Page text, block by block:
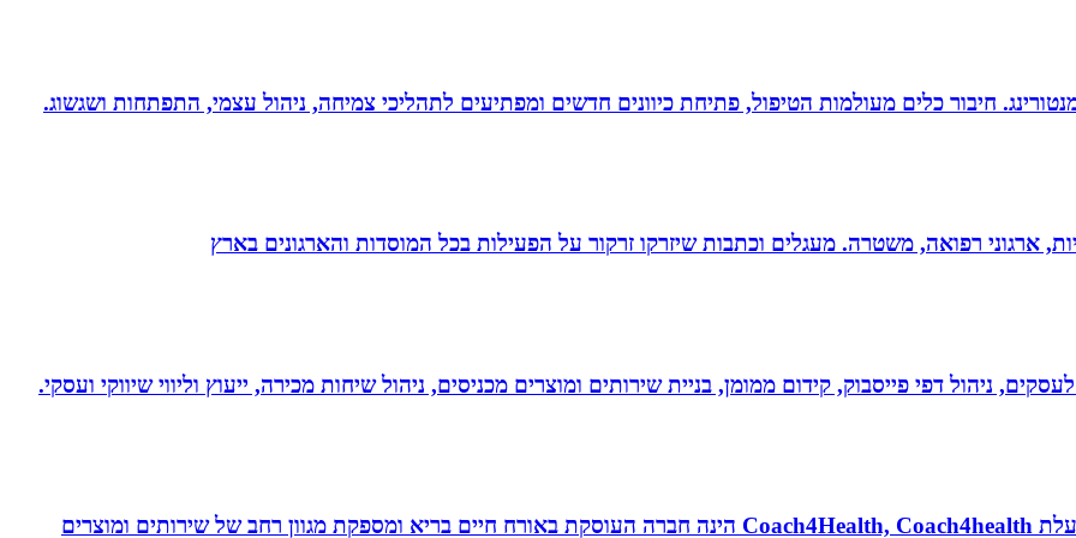
חיבור כלים מעולמות הטיפול, פתיחת כיוונים חדשים ומפתיעים לתהליכי צמיחה, ניהול עצמי, התפתחות ושגשוג.
ארגוני רפואה, משטרה. מעגלים וכתבות שיזרקו זרקור על הפעילות בכל המוסדות והארגונים בארץ
ניהול דפי פייסבוק, קידום ממומן, בניית שירותים ומוצרים מכניסים, ניהול שיחות מכירה, ייעוץ וליווי שיווקי ועסקי.
נטורופתית, מאמנת לאורח חיים בריא, תושבת אשדוד. בעלת Coach4Health, Coach4health הינה חברה העוסקת באורח חיים בריא ומספקת מגוון רחב של שירותים ומוצרים